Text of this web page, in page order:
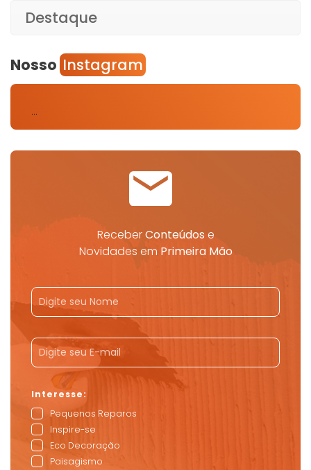
Destaque
Nosso Instagram
…
ReceberConteúdose
Novidades em Primeira Mão
Pequenos Reparos
Inspire-se
Eco Decoração
Paisagismo